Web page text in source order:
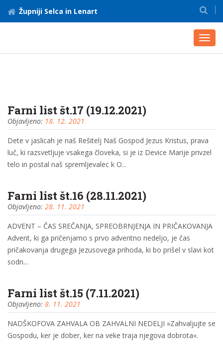
Župniji Selca in Lenart
Farni list št.17 (19.12.2021)
Objavljeno: 18. 12. 2021
Dete v jaslicah je naš Rešitelj Naš Gospod Jezus Kristus, prava
luč, ki razsvetljuje vsakega človeka, si je iz Device Marije privzel
telo in postal naš spremljevalec k O...
Farni list št.16 (28.11.2021)
Objavljeno: 28. 11. 2021
ADVENT – ČAS SREČANJA, SPREOBRNJENJA IN PRIČAKOVANJA
Advent, ki ga pričenjamo s prvo adventno nedeljo, je čas
pričakovanja drugega Jezusovega prihoda, ki bo prišel v slavi kot
sodn...
Farni list št.15 (7.11.2021)
Objavljeno: 8. 11. 2021
NADŠKOFOVA ZAHVALA OB ZAHVALNI NEDELJI »Zahvaljujte se
Gospodu, ker je dober, ker na veke traja njegova dobrota«.